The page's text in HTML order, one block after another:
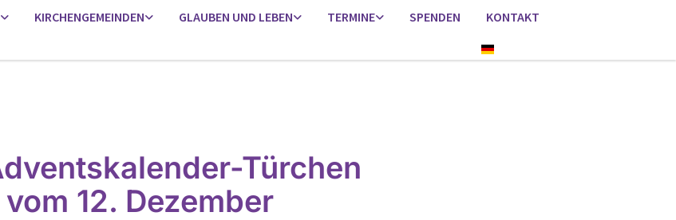
KIRCHENGEMEINDEN GLAUBEN UND LEBEN TERMINE SPENDEN KONTAKT
Türchen
vom 12. Dezember